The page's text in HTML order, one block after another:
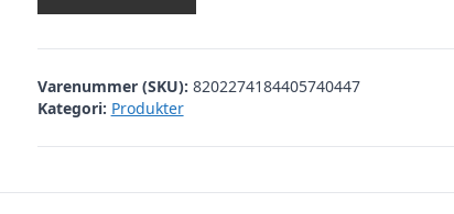
Varenummer (SKU): 8202274184405740447
Kategori: Produkter